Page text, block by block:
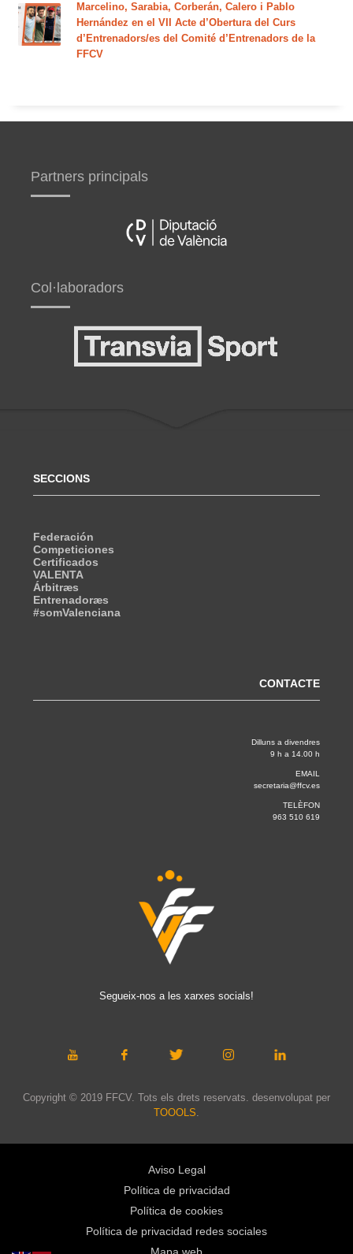
Marcelino, Sarabia, Corberán, Calero i Pablo
Hernández en el VII Acte d’Obertura del Curs
d’Entrenadors/es del Comité d’Entrenadors de la
FFCV
Partners principals
Col·laboradors
SECCIONS
Federación
Competiciones
Certificados
VALENTA
Árbitræs
Entrenadoræs
#somValenciana
CONTACTE
Dilluns a divendres
9 h a 14.00 h
EMAIL
secretaria@ffcv.es
TELÈFON
963 510 619
Segueix-nos a les xarxes socials!
Copyright © 2019 FFCV. Tots els drets reservats. desenvolupat per
TOOOLS.
Aviso Legal
Política de privacidad
Política de cookies
Política de privacidad redes sociales